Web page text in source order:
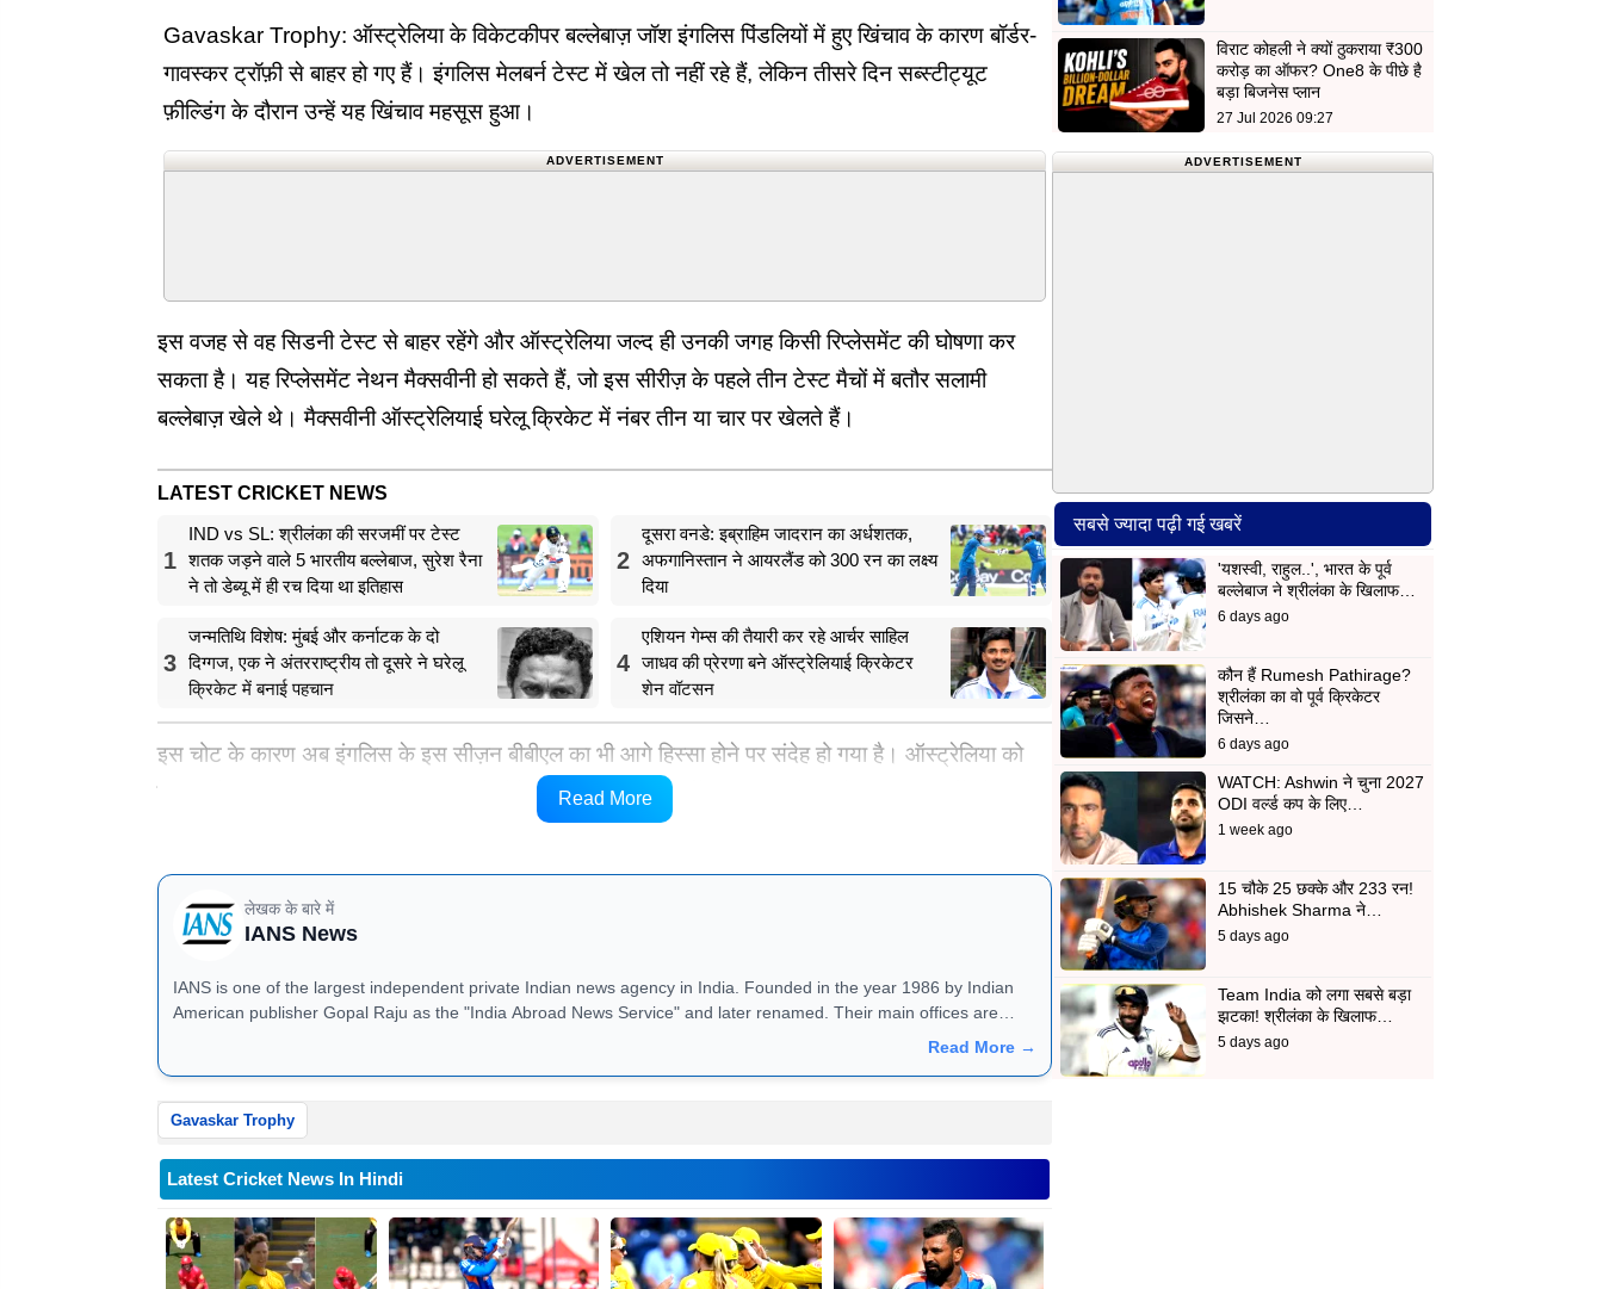
Gavaskar Trophy: ऑस्ट्रेलिया के विकेटकीपर बल्लेबाज़ जॉश इंगलिस पिंडलियों में हुए खिंचाव के कारण बॉर्डर-
गावस्कर ट्रॉफ़ी से बाहर हो गए हैं। इंगलिस मेलबर्न टेस्ट में खेल तो नहीं रहे हैं, लेकिन तीसरे दिन सब्स्टीट्यूट
फ़ील्डिंग के दौरान उन्हें यह खिंचाव महसूस हुआ।
ADVERTISEMENT
इस वजह से वह सिडनी टेस्ट से बाहर रहेंगे और ऑस्ट्रेलिया जल्द ही उनकी जगह किसी रिप्लेसमेंट की घोषणा कर
सकता है। यह रिप्लेसमेंट नेथन मैक्सवीनी हो सकते हैं, जो इस सीरीज़ के पहले तीन टेस्ट मैचों में बतौर सलामी
बल्लेबाज़ खेले थे। मैक्सवीनी ऑस्ट्रेलियाई घरेलू क्रिकेट में नंबर तीन या चार पर खेलते हैं।
LATEST CRICKET NEWS
1
IND vs SL: श्रीलंका की सरजमीं पर टेस्ट
शतक जड़ने वाले 5 भारतीय बल्लेबाज, सुरेश रैना
ने तो डेब्यू में ही रच दिया था इतिहास
2
दूसरा वनडे: इब्राहिम जादरान का अर्धशतक,
अफगानिस्तान ने आयरलैंड को 300 रन का लक्ष्य
दिया
3
जन्मतिथि विशेष: मुंबई और कर्नाटक के दो
दिग्गज, एक ने अंतरराष्ट्रीय तो दूसरे ने घरेलू
क्रिकेट में बनाई पहचान
4
एशियन गेम्स की तैयारी कर रहे आर्चर साहिल
जाधव की प्रेरणा बने ऑस्ट्रेलियाई क्रिकेटर
शेन वॉटसन
इस चोट के कारण अब इंगलिस के इस सीज़न बीबीएल का भी आगे हिस्सा होने पर संदेह हो गया है। ऑस्ट्रेलिया को
उम्मीद होगी कि वह अगले महीने के आख़िर में होने वाले श्रीलंका टेस्ट दौरे तक फ़िट हो जाएंगे। श्रीलंका दौरे से पहले
ऑस्ट्रेलिया एक तैयारी कैंप के लिए यूएई जाएगा, जिसके लिए अभी 22 दिन बाक़ी है।
Read More
लेखक के बारे में
IANS News
IANS is one of the largest independent private Indian news agency in India. Founded in the year 1986 by Indian
American publisher Gopal Raju as the "India Abroad News Service" and later renamed. Their main offices are
Read More →
Gavaskar Trophy
Latest Cricket News In Hindi
विराट कोहली ने क्यों ठुकराया ₹300
करोड़ का ऑफर? One8 के पीछे है
बड़ा बिजनेस प्लान
27 Jul 2026 09:27
ADVERTISEMENT
सबसे ज्यादा पढ़ी गई खबरें
'यशस्वी, राहुल..', भारत के पूर्व
बल्लेबाज ने श्रीलंका के खिलाफ…
6 days ago
कौन हैं Rumesh Pathirage?
श्रीलंका का वो पूर्व क्रिकेटर
जिसने…
6 days ago
WATCH: Ashwin ने चुना 2027
ODI वर्ल्ड कप के लिए…
1 week ago
15 चौके 25 छक्के और 233 रन!
Abhishek Sharma ने…
5 days ago
Team India को लगा सबसे बड़ा
झटका! श्रीलंका के खिलाफ…
5 days ago